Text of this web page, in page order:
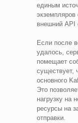
единым
экземпляров
внешний API
Если после
удалось,
помещает
существует,
основного
Это
нагрузку на
ресурсы на
отправки.